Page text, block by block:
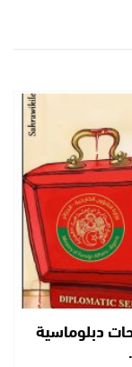
دبلوماسية